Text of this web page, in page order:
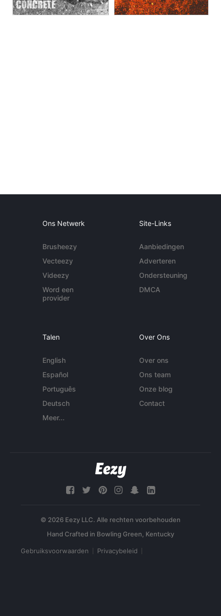
Ons Netwerk
Brusheezy
Vecteezy
Videezy
Word een
provider
Site-Links
Aanbiedingen
Adverteren
Ondersteuning
DMCA
Talen
English
Español
Português
Deutsch
Meer...
Over Ons
Over ons
Ons team
Onze blog
Contact
© 2026 Eezy LLC. Alle rechten voorbehouden
Gebruiksvoorwaarden Privacybeleid